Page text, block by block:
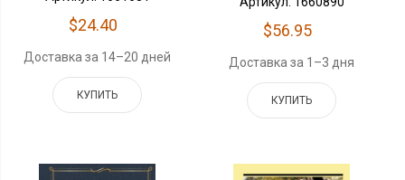
$24.40
Доставка за 14–20 дней
КУПИТЬ
$56.95
Доставка за 1–3 дня
КУПИТЬ